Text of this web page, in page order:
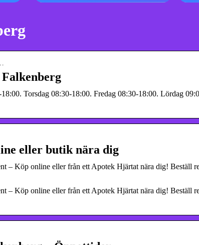
Torsdag 08:30-18:00. Fredag 08:30-18:00. Lördag
eller butik nära dig
Köp online eller från ett Apotek Hjärtat nära dig! Beställ
Köp online eller från ett Apotek Hjärtat nära dig! Beställ